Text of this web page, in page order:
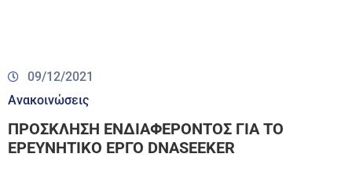
09/12/2021
Ανακοινώσεις
ΠΡΟΣΚΛΗΣΗ ΕΝΔΙΑΦΕΡΟΝΤΟΣ ΓΙΑ ΤΟ
ΕΡΕΥΝΗΤΙΚΟ ΕΡΓΟ DNASEEKER